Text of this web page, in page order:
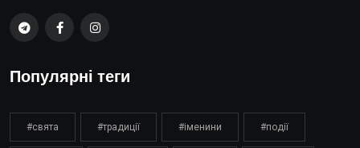
Популярні теги
#свята #традиції #іменини #події